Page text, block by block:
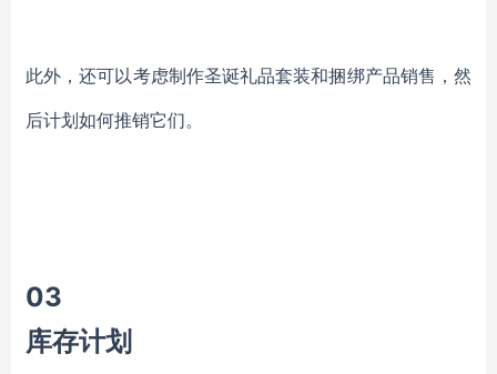
此外，还可以考虑制作圣诞礼品套装和捆绑产品销售，然
后计划如何推销它们。
03
库存计划